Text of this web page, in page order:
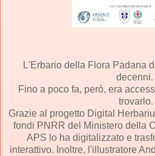
L'Erbario della Flora Padana
decenni.
Fino a poco fa, però, era
trovarlo.
Grazie al progetto Digital
fondi PNRR del Ministero della
APS lo ha digitalizzato e
interattivo. Inoltre, l'illustratore